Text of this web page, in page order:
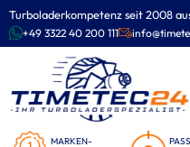
Turboladerkompetenz seit 2008
+49 3322 40 200 111
MARKEN-
Zum
Inhalt
springen